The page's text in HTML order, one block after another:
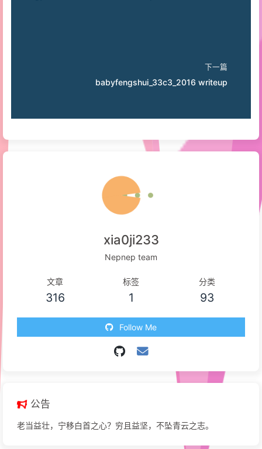
下一篇
babyfengshui_33c3_2016 writeup
xia0ji233
Nepnep team
文章
316
标签
1
分类
93
Follow Me
公告
老当益壮，宁移白首之心？穷且益坚，不坠青云之志。